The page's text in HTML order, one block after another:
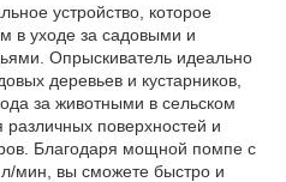
устройство, которое
в уходе за садовыми и
Опрыскиватель идеально
деревьев и кустарников,
за животными в сельском
различных поверхностей и
Благодаря мощной помпе с
мин, вы сможете быстро и